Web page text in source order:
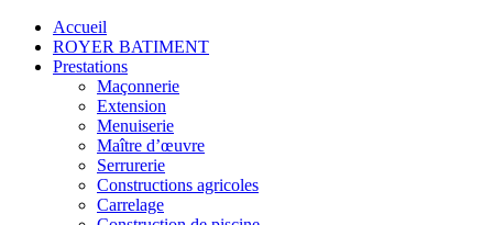
Accueil
ROYER BATIMENT
Prestations
Maçonnerie
Extension
Menuiserie
Maître d’œuvre
Serrurerie
Constructions agricoles
Carrelage